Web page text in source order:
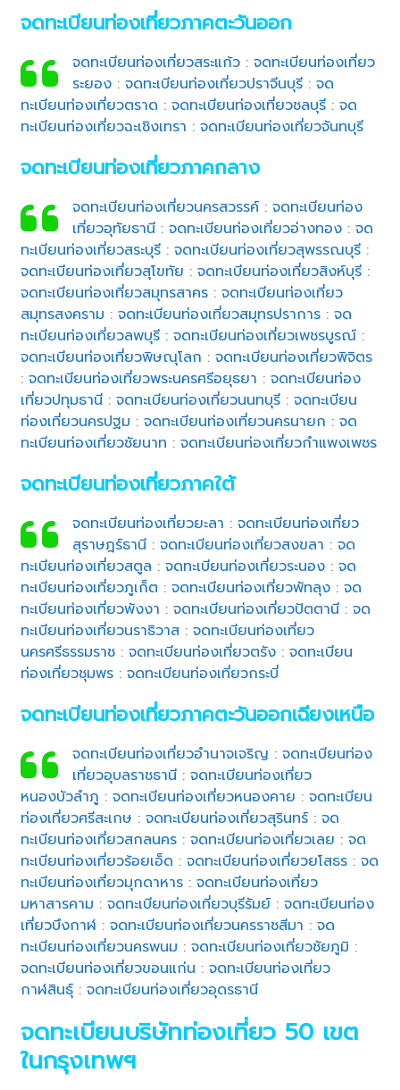
จดทะเบียนท่องเที่ยวภาคตะวันออก
จดทะเบียนท่องเที่ยวสระแก้ว: จดทะเบียนท่องเที่ยว
ระยอง: จดทะเบียนท่องเที่ยวปราจีนบุรี: จด
ทะเบียนท่องเที่ยวตราด :จดทะเบียนท่องเที่ยวชลบุรี :จด
ทะเบียนท่องเที่ยวฉะเชิงเทรา :จดทะเบียนท่องเที่ยวจันทบุรี
จดทะเบียนท่องเที่ยวภาคกลาง
จดทะเบียนท่องเที่ยวนครสวรรค์: จดทะเบียนท่อง
เที่ยวอุทัยธานี: จดทะเบียนท่องเที่ยวอ่างทอง: จด
ทะเบียนท่องเที่ยวสระบุรี :จดทะเบียนท่องเที่ยวสุพรรณบุรี :
จดทะเบียนท่องเที่ยวสุโขทัย :จดทะเบียนท่องเที่ยวสิงห์บุรี :
จดทะเบียนท่องเที่ยวสมุทรสาคร :จดทะเบียนท่องเที่ยว
สมุทรสงคราม :จดทะเบียนท่องเที่ยวสมุทรปราการ :จด
ทะเบียนท่องเที่ยวลพบุรี :จดทะเบียนท่องเที่ยวเพชรบูรณ์ :
จดทะเบียนท่องเที่ยวพิษณุโลก :จดทะเบียนท่องเที่ยวพิจิตร
:จดทะเบียนท่องเที่ยวพระนครศรีอยุธยา :จดทะเบียนท่อง
เที่ยวปทุมธานี :จดทะเบียนท่องเที่ยวนนทบุรี :จดทะเบียน
ท่องเที่ยวนครปฐม :จดทะเบียนท่องเที่ยวนครนายก :จด
ทะเบียนท่องเที่ยวชัยนาท :จดทะเบียนท่องเที่ยวกำแพงเพชร
จดทะเบียนท่องเที่ยวภาคใต้
จดทะเบียนท่องเที่ยวยะลา : จดทะเบียนท่องเที่ยว
สุราษฎร์ธานี: จดทะเบียนท่องเที่ยวสงขลา : จด
ทะเบียนท่องเที่ยวสตูล :จดทะเบียนท่องเที่ยวระนอง :จด
ทะเบียนท่องเที่ยวภูเก็ต :จดทะเบียนท่องเที่ยวพัทลุง :จด
ทะเบียนท่องเที่ยวพังงา :จดทะเบียนท่องเที่ยวปัตตานี :จด
ทะเบียนท่องเที่ยวนราธิวาส :จดทะเบียนท่องเที่ยว
นครศรีธรรมราช :จดทะเบียนท่องเที่ยวตรัง :จดทะเบียน
ท่องเที่ยวชุมพร :จดทะเบียนท่องเที่ยวกระบี่
จดทะเบียนท่องเที่ยวภาคตะวันออกเฉียงเหนือ
จดทะเบียนท่องเที่ยวอำนาจเจริญ : จดทะเบียนท่อง
เที่ยวอุบลราชธานี: จดทะเบียนท่องเที่ยว
หนองบัวลำภู :จดทะเบียนท่องเที่ยวหนองคาย :จดทะเบียน
ท่องเที่ยวศรีสะเกษ :จดทะเบียนท่องเที่ยวสุรินทร์ :จด
ทะเบียนท่องเที่ยวสกลนคร :จดทะเบียนท่องเที่ยวเลย :จด
ทะเบียนท่องเที่ยวร้อยเอ็ด :จดทะเบียนท่องเที่ยวยโสธร :จด
ทะเบียนท่องเที่ยวมุกดาหาร :จดทะเบียนท่องเที่ยว
มหาสารคาม :จดทะเบียนท่องเที่ยวบุรีรัมย์ :จดทะเบียนท่อง
เที่ยวบึงกาฬ :จดทะเบียนท่องเที่ยวนครราชสีมา :จด
ทะเบียนท่องเที่ยวนครพนม :จดทะเบียนท่องเที่ยวชัยภูมิ :
จดทะเบียนท่องเที่ยวขอนแก่น :จดทะเบียนท่องเที่ยว
กาฬสินธุ์ :จดทะเบียนท่องเที่ยวอุดรธานี
จดทะเบียนบริษัทท่องเที่ยว 50 เขต
ในกรุงเทพฯ